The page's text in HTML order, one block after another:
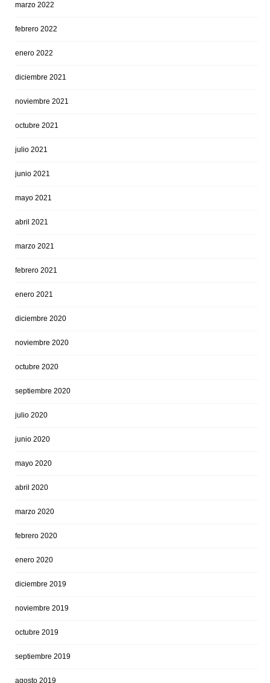
marzo 2022
febrero 2022
enero 2022
diciembre 2021
noviembre 2021
octubre 2021
julio 2021
junio 2021
mayo 2021
abril 2021
marzo 2021
febrero 2021
enero 2021
diciembre 2020
noviembre 2020
octubre 2020
septiembre 2020
julio 2020
junio 2020
mayo 2020
abril 2020
marzo 2020
febrero 2020
enero 2020
diciembre 2019
noviembre 2019
octubre 2019
septiembre 2019
agosto 2019